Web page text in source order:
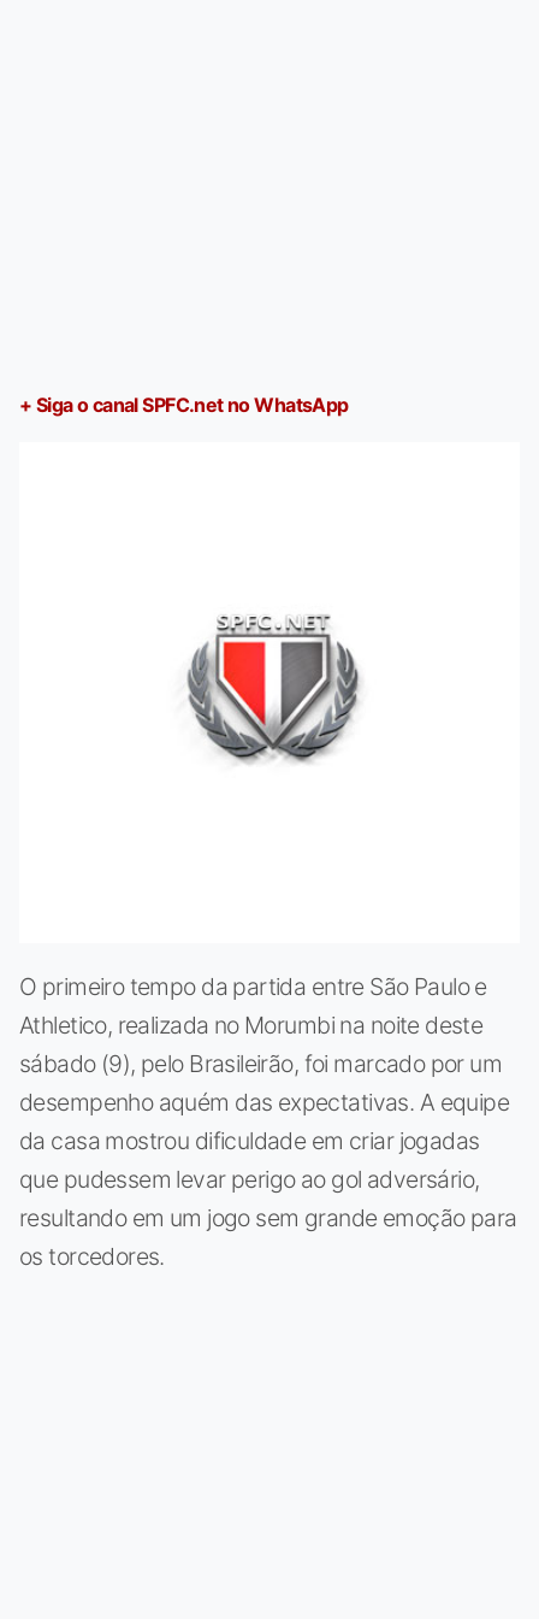
+ Siga o canal SPFC.net no WhatsApp
O primeiro tempo da partida entre São Paulo e
Athletico, realizada no Morumbi na noite deste
sábado (9), pelo Brasileirão, foi marcado por um
desempenho aquém das expectativas. A equipe
da casa mostrou dificuldade em criar jogadas
que pudessem levar perigo ao gol adversário,
resultando em um jogo sem grande emoção para
os torcedores.